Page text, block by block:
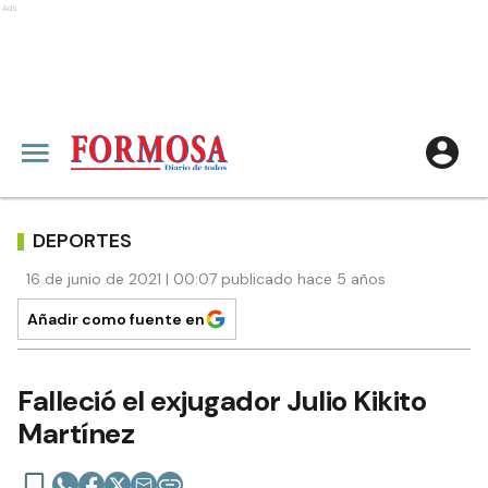
Ads
DEPORTES
16 de junio de 2021 | 00:07 publicado hace 5 años
Añadir como fuente en
Falleció el exjugador Julio Kikito
Martínez